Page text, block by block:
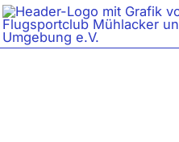
Zum
Inhalt